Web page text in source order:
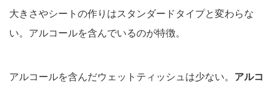
大きさやシートの作りはスタンダードタイプと変わらな
い。アルコールを含んでいるのが特徴。
アルコールを含んだウェットティッシュは少ない。 アルコ